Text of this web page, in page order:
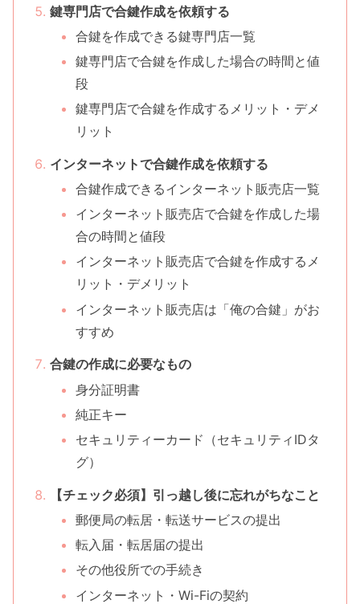
鍵専門店で合鍵作成を依頼する
合鍵を作成できる鍵専門店一覧
鍵専門店で合鍵を作成した場合の時間と値
段
鍵専門店で合鍵を作成するメリット・デメ
リット
インターネットで合鍵作成を依頼する
合鍵作成できるインターネット販売店一覧
インターネット販売店で合鍵を作成した場
合の時間と値段
インターネット販売店で合鍵を作成するメ
リット・デメリット
インターネット販売店は「俺の合鍵」がお
すすめ
合鍵の作成に必要なもの
身分証明書
純正キー
セキュリティーカード（セキュリティIDタ
グ）
【チェック必須】引っ越し後に忘れがちなこと
郵便局の転居・転送サービスの提出
転入届・転居届の提出
その他役所での手続き
インターネット・Wi-Fiの契約